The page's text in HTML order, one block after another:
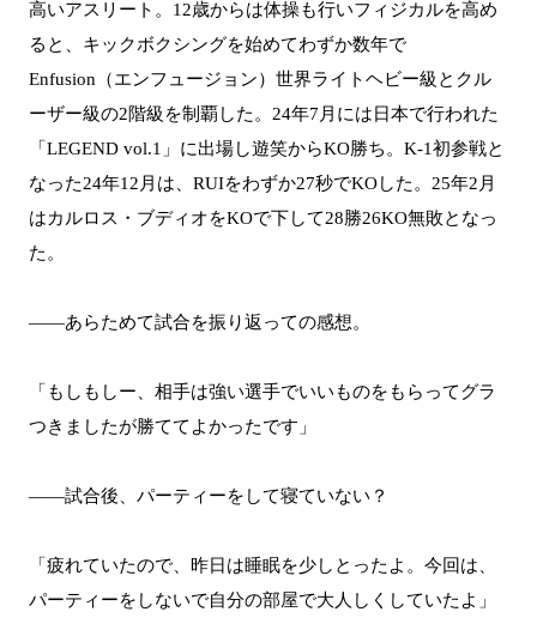
高いアスリート。12歳からは体操も行いフィジカルを高め
ると、キックボクシングを始めてわずか数年で
Enfusion（エンフュージョン）世界ライトヘビー級とクル
ーザー級の2階級を制覇した。24年7月には日本で行われた
「LEGEND vol.1」に出場し遊笑からKO勝ち。K-1初参戦と
なった24年12月は、RUIをわずか27秒でKOした。25年2月
はカルロス・ブディオをKOで下して28勝26KO無敗となっ
た。
――あらためて試合を振り返っての感想。
「もしもしー、相手は強い選手でいいものをもらってグラ
つきましたが勝ててよかったです」
――試合後、パーティーをして寝ていない？
「疲れていたので、昨日は睡眠を少しとったよ。今回は、
パーティーをしないで自分の部屋で大人しくしていたよ」